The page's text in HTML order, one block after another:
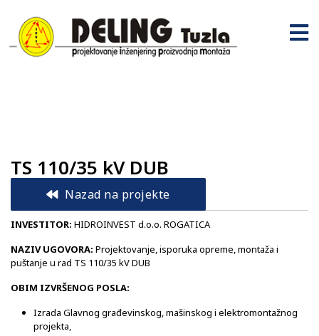
TS 110/35 kV DUB
Nazad na projekte
INVESTITOR: HIDROINVEST d.o.o. ROGATICA
NAZIV UGOVORA: Projektovanje, isporuka opreme, montaža i
puštanje u rad TS 110/35 kV DUB
OBIM IZVRŠENOG POSLA:
Izrada Glavnog građevinskog, mašinskog i elektromontažnog
projekta,